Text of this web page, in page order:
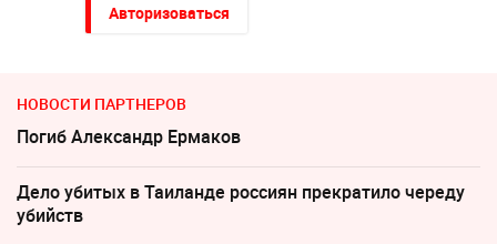
Авторизоваться
НОВОСТИ ПАРТНЕРОВ
Погиб Александр Ермаков
Дело убитых в Таиланде россиян прекратило череду
убийств